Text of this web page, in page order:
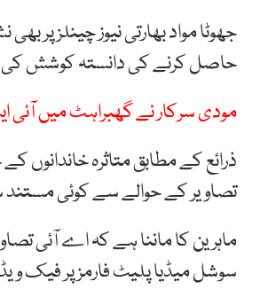
جھوٹا مواد بھارتی نیوز چینلز
حاصل کرنے کی دانستہ کوشش کی
مودی سرکار نے گھبراہٹ میں آئی
ذرائع کے مطابق متاثرہ
تصاویر کے حوالے سے کوئی
ماہرین کا ماننا ہے کہ اے آئی
سوشل میڈیا پلیٹ فارمز پر فیک